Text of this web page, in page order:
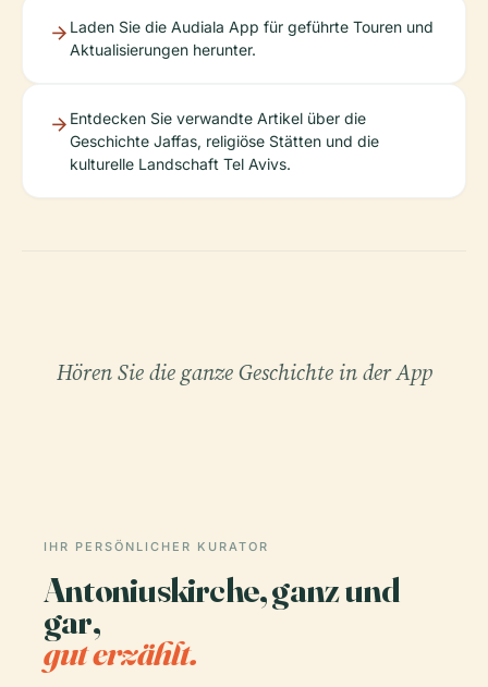
Laden Sie die Audiala App für geführte Touren und
Aktualisierungen herunter.
Entdecken Sie verwandte Artikel über die
Geschichte Jaffas, religiöse Stätten und die
kulturelle Landschaft Tel Avivs.
Hören Sie die ganze Geschichte in der App
IHR PERSÖNLICHER KURATOR
Antoniuskirche, ganz und
gar,
gut erzählt.